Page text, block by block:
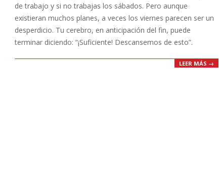
de trabajo y si no trabajas los sábados. Pero aunque
existieran muchos planes, a veces los viernes parecen ser un
desperdicio. Tu cerebro, en anticipación del fin, puede
terminar diciendo: “¡Suficiente! Descansemos de esto”.
LEER MÁS →